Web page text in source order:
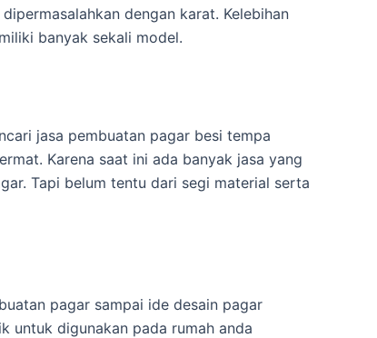
dengan karat. Kelebihan
banyak sekali model.
jasa pembuatan pagar besi tempa
Karena saat ini ada banyak jasa yang
Tapi belum tentu dari segi material serta
pagar sampai ide desain pagar
untuk digunakan pada rumah anda